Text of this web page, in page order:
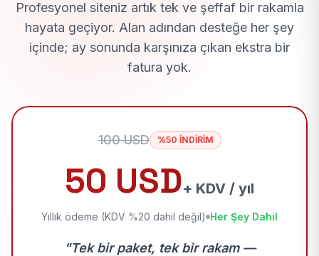
Profesyonel siteniz artık tek ve şeffaf bir rakamla
hayata geçiyor. Alan adından desteğe her şey
içinde; ay sonunda karşınıza çıkan ekstra bir
fatura yok.
100 USD %50 İNDİRİM
50 USD+ KDV / yıl
Yıllık ödeme (KDV %20 dahil değil) Her Şey Dahil
"Tek bir paket, tek bir rakam —